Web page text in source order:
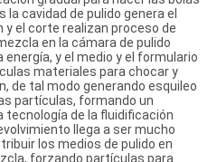
cavidad de pulido genera el
el corte realizan proceso de
en la cámara de pulido
y el medio y el formulario
materiales para chocar y
de tal modo generando esquileo
partículas, formando un
tecnología de la fluidificación
llega a ser mucho
los medios de pulido en
forzando partículas para